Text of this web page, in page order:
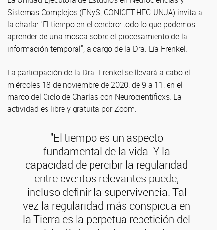
Sistemas Complejos (ENyS, CONICET-HEC-UNJA) invita a
la charla: "El tiempo en el cerebro: todo lo que podemos
aprender de una mosca sobre el procesamiento de la
información temporal", a cargo de la Dra. Lía Frenkel.
La participación de la Dra. Frenkel se llevará a cabo el
miércoles 18 de noviembre de 2020, de 9 a 11, en el
marco del Ciclo de Charlas con Neurocientíficxs. La
actividad es libre y gratuita por Zoom.
"El tiempo es un aspecto
fundamental de la vida. Y la
capacidad de percibir la regularidad
entre eventos relevantes puede,
incluso definir la supervivencia. Tal
vez la regularidad más conspicua en
la Tierra es la perpetua repetición del